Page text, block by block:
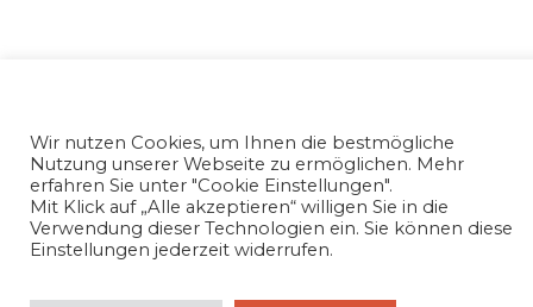
Wir nutzen Cookies, um Ihnen die bestmögliche
Nutzung unserer Webseite zu ermöglichen. Mehr
erfahren Sie unter "Cookie Einstellungen".
Mit Klick auf „Alle akzeptieren“ willigen Sie in die
Verwendung dieser Technologien ein. Sie können diese
Einstellungen jederzeit widerrufen.